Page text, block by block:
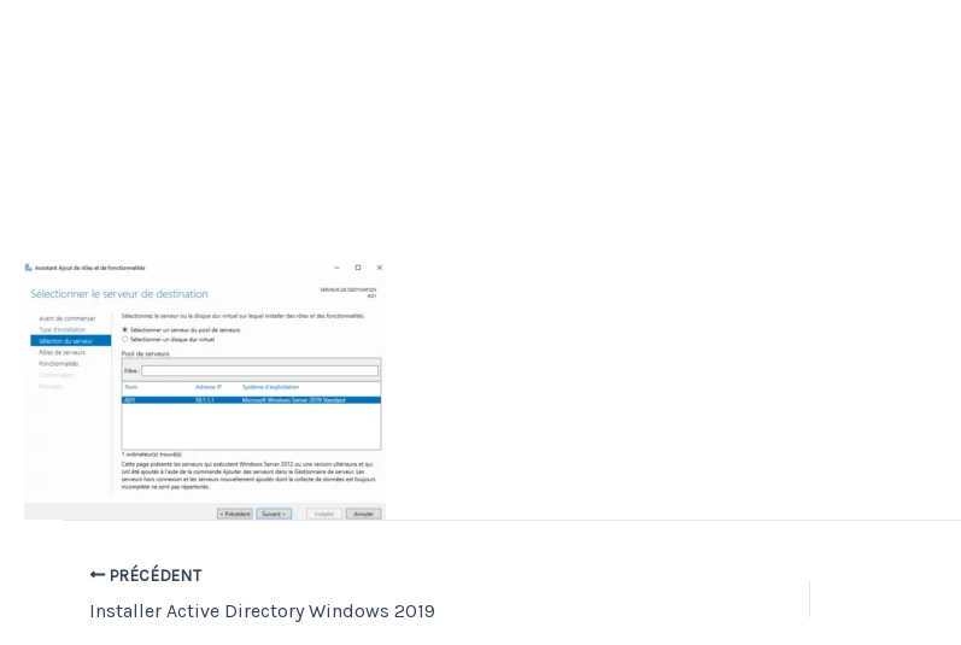
PRÉCÉDENT
Installer Active Directory Windows 2019